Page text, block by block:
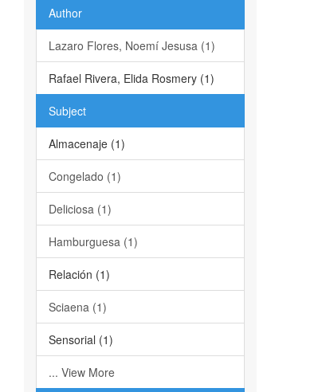
Author
Lazaro Flores, Noemí Jesusa (1)
Rafael Rivera, Elida Rosmery (1)
Subject
Almacenaje (1)
Congelado (1)
Deliciosa (1)
Hamburguesa (1)
Relación (1)
Sciaena (1)
Sensorial (1)
... View More